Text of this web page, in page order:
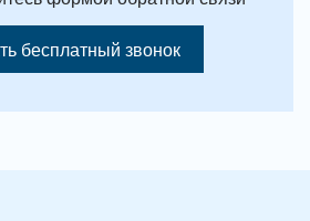
бесплатный звонок